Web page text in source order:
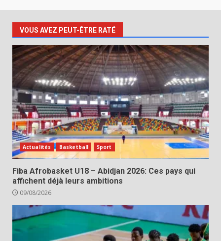
VOUS AVEZ PEUT-ÊTRE RATÉ
Actualités Basketball Sport
Fiba Afrobasket U18 – Abidjan 2026: Ces pays qui
affichent déjà leurs ambitions
09/08/2026